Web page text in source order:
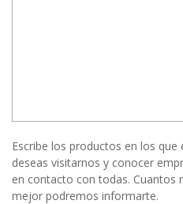
Escribe los productos en los
deseas visitarnos y conocer
en contacto con todas. Cuantos
mejor podremos informarte.